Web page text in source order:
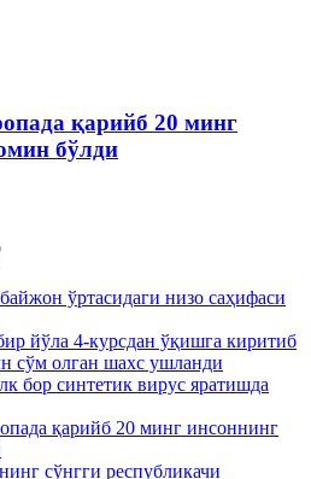
қарийб 20 минг
бўлди
ўртасидаги низо саҳифаси
йўла 4-курсдан ўқишга киритиб
сўм олган шахс ушланди
бор синтетик вирус яратишда
қарийб 20 минг инсоннинг
сўнгги республикачи